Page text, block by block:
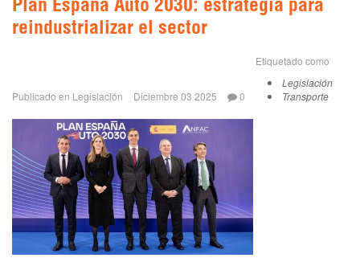
Plan España Auto 2030: estrategia para
reindustrializar el sector
Publicado en Legislación Diciembre 03 2025 0
Etiquetado como
Legislación
Transporte